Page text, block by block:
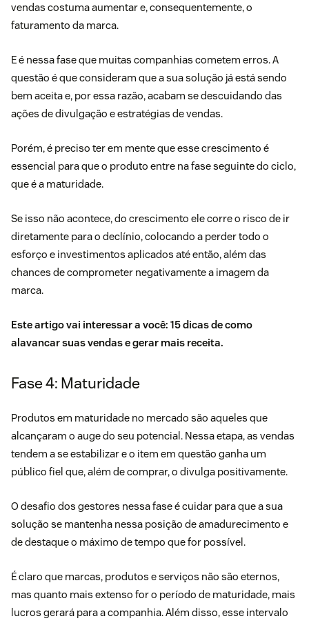
vendas costuma aumentar e, consequentemente, o
faturamento da marca.
E é nessa fase que muitas companhias cometem erros. A
questão é que consideram que a sua solução já está sendo
bem aceita e, por essa razão, acabam se descuidando das
ações de divulgação eestratégias de vendas.
Porém, é preciso ter em mente que esse crescimento é
essencial para que o produto entre na fase seguinte do ciclo,
que é a maturidade.
Se isso não acontece, do crescimento ele corre o risco de ir
diretamente para o declínio, colocando a perder todo o
esforço e investimentos aplicados até então, além das
chances de comprometer negativamente a imagem da
marca.
Este artigo vai interessar a você: 15 dicas de como
alavancar suas vendas e gerar mais receita.
Fase 4: Maturidade
Produtos em maturidade no mercado são aqueles que
alcançaram o auge do seu potencial. Nessa etapa, as vendas
tendem a se estabilizar e o item em questão ganha um
público fiel que, além de comprar, o divulga positivamente.
O desafio dos gestores nessa fase é cuidar para que a sua
solução se mantenha nessa posição de amadurecimento e
de destaque o máximo de tempo que for possível.
É claro que marcas, produtos e serviços não são eternos,
mas quanto mais extenso for o período de maturidade, mais
lucros gerará para a companhia. Além disso, esse intervalo